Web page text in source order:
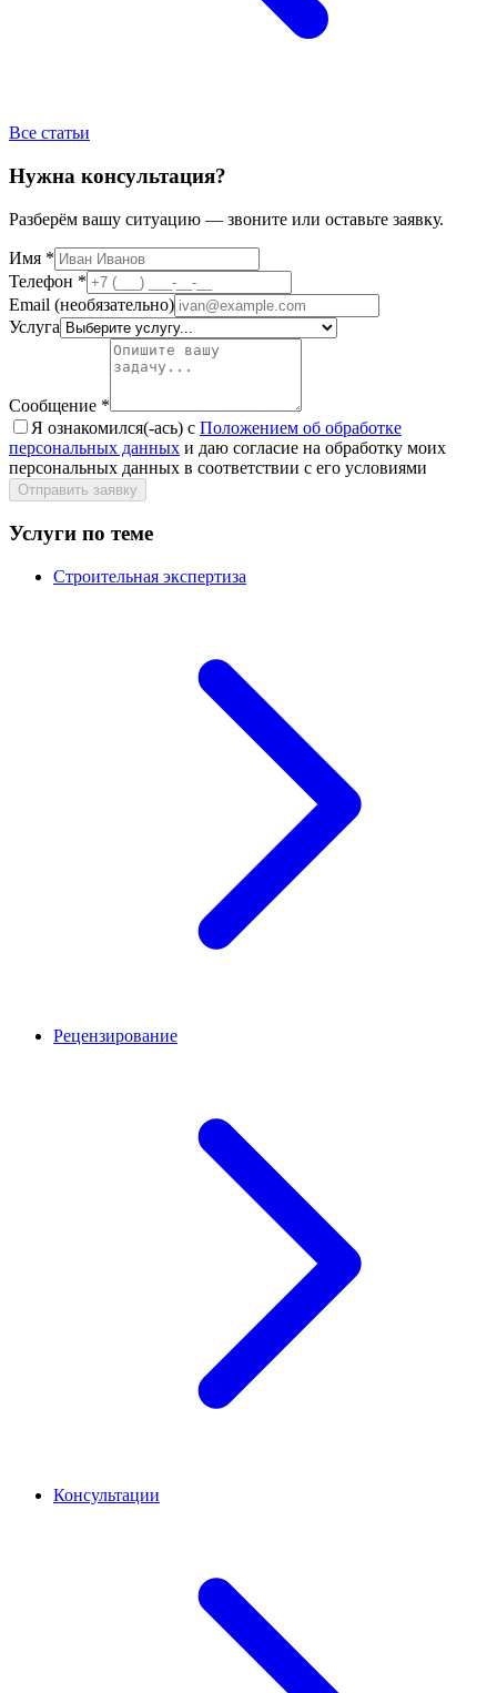
Все статьи
Нужна консультация?
Разберём вашу ситуацию — звоните или оставьте заявку.
Имя *
Телефон *
Email (необязательно)
Услуга
Сообщение *
Я ознакомился(-ась) с Положением об обработке
персональных данных и даю согласие на обработку моих
персональных данных в соответствии с его условиями
Отправить заявку
Услуги по теме
Строительная экспертиза
Рецензирование
Консультации